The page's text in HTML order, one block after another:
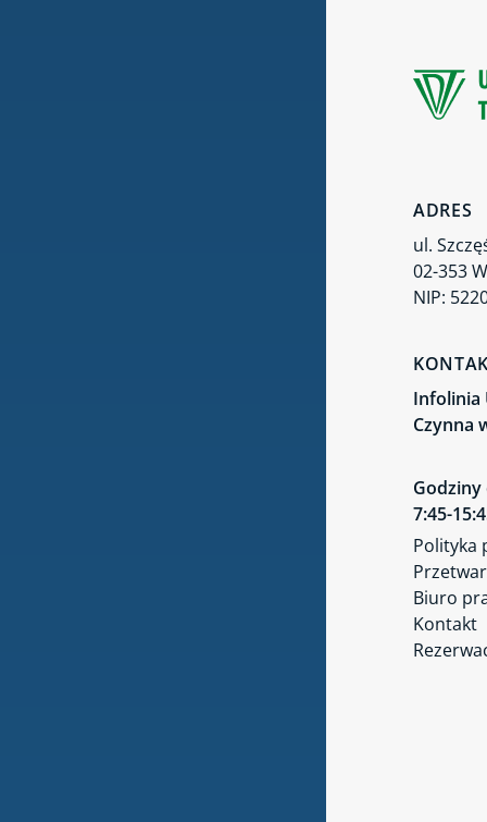
ADRES
ul.
02-353
NIP:
Infolinia
Czynna
7:45-
Polityka
Biuro
Kontakt